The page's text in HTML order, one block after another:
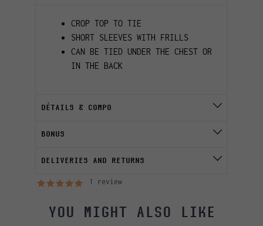
CROP TOP TO TIE
SHORT SLEEVES WITH FRILLS
CAN BE TIED UNDER THE CHEST OR
IN THE BACK
DÉTAILS & COMPO
BONUS
DELIVERIES AND RETURNS
1 review
YOU MIGHT ALSO LIKE